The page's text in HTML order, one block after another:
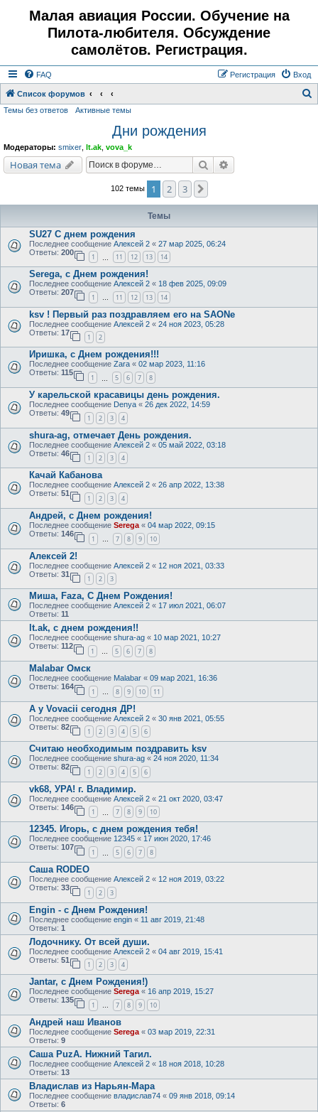
Малая авиация России. Обучение на
Пилота-любителя. Обсуждение
самолётов. Регистрация.
FAQ Вход
Регистрация
Список форумов
Темы без ответов Активные темы
Дни рождения
Модераторы: smixer lt.ak vova_k
Новая тема Поиск
102 темы 1 2 3
Темы
SU27 С днем рождения
Последнее сообщение Алексей 2 « 27 мар 2025, 06:24
Ответы: 200
1 11 12 13 14
Serega, с Днем рождения!
Последнее сообщение Алексей 2 « 18 фев 2025, 09:09
Ответы: 207
1 … 11 12 13 14
ksv ! Первый раз поздравляем его на SAONе
Последнее сообщение Алексей 2 « 24 ноя 2023, 05:28
Ответы: 17
1 2
Иришка, с Днем рождения!!!
Последнее сообщение Zara « 02 мар 2023, 11:16
Ответы: 115
1 5 6 7 8
У карельской красавицы день рождения.
Последнее сообщение Denya « 26 дек 2022, 14:59
Ответы: 49
1 2 3 4
shura-ag, отмечает День рождения.
Последнее сообщение Алексей 2 « 05 май 2022, 03:18
Ответы: 46
1 2 3 4
Качай Кабанова
Последнее сообщение Алексей 2 « 26 апр 2022, 13:38
Ответы: 51
1 2 3 4
Андрей, с Днем рождения!
Последнее сообщение Serega « 04 мар 2022, 09:15
Ответы: 146
1 … 7 8 9 10
Алексей 2!
Последнее сообщение Алексей 2 « 12 ноя 2021, 03:33
Ответы: 31
1 2 3
Миша, Faza, С Днем Рождения!
Последнее сообщение Алексей 2 « 17 июл 2021, 06:07
Ответы: 11
lt.ak, с днем рождения!!
Последнее сообщение shura-ag « 10 мар 2021, 10:27
Ответы: 112
1 … 5 6 7 8
Malabar Омск
Последнее сообщение Malabar « 09 мар 2021, 16:36
Ответы: 164
1 … 8 9 10 11
А у Vovacii сегодня ДР!
Последнее сообщение Алексей 2 « 30 янв 2021, 05:55
Ответы: 82
1 2 3 4 5 6
Считаю необходимым поздравить ksv
Последнее сообщение shura-ag « 24 ноя 2020, 11:34
Ответы: 82
1 2 3 4 5 6
vk68, УРА! г. Владимир.
Последнее сообщение Алексей 2 « 21 окт 2020, 03:47
Ответы: 146
1 7 8 9 10
12345. Игорь, с днем рождения тебя!
Последнее сообщение 12345 « 17 июн 2020, 17:46
Ответы: 107
1 5 6 7 8
Саша RODEO
Последнее сообщение Алексей 2 « 12 ноя 2019, 03:22
Ответы: 33
1 2 3
Engin - с Днем Рождения!
Последнее сообщение engin « 11 авг 2019, 21:48
Ответы: 1
Лодочнику. От всей души.
Последнее сообщение Алексей 2 « 04 авг 2019, 15:41
Ответы: 51
1 2 3 4
Jantar, с Днем Рождения!)
Последнее сообщение Serega « 16 апр 2019, 15:27
Ответы: 135
1 … 7 8 9 10
Андрей наш Иванов
Последнее сообщение Serega « 03 мар 2019, 22:31
Ответы: 9
Саша PuzA. Нижний Тагил.
Последнее сообщение Алексей 2 « 18 ноя 2018, 10:28
Ответы: 13
Владислав из Нарьян-Мара
Последнее сообщение владислав74 « 09 янв 2018, 09:14
Ответы: 6